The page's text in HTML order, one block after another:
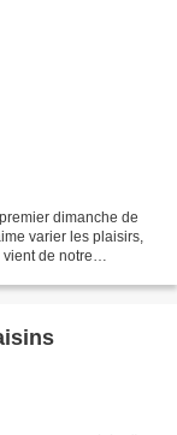
dimanche de
varier les plaisirs,
de notre